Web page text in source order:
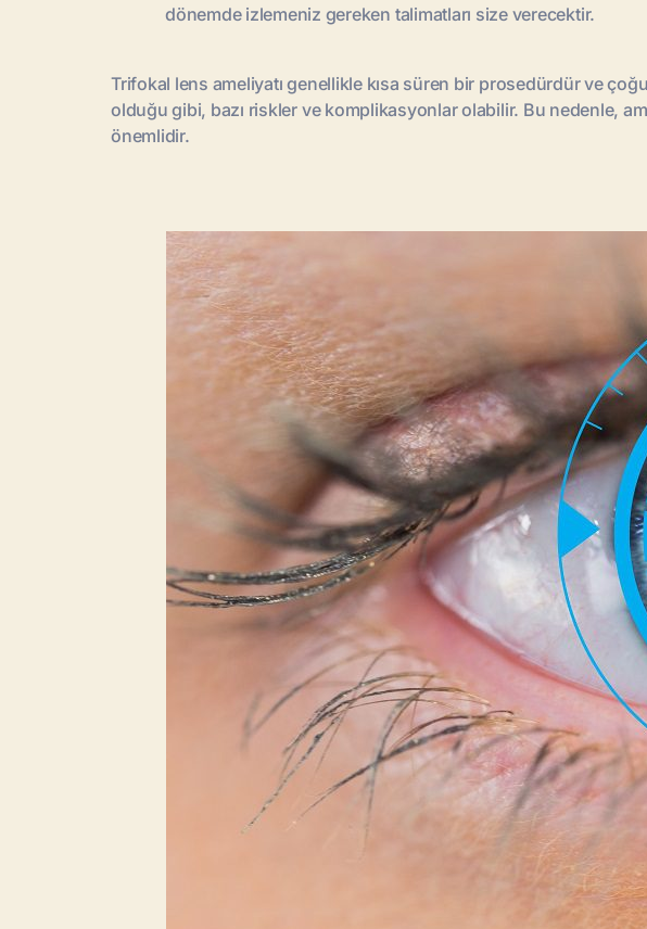
dönemde izlemeniz gereken talimatları size verecektir.
Trifokal lens ameliyatı genellikle kısa süren bir prosedürdür ve
olduğu gibi, bazı riskler ve komplikasyonlar olabilir. Bu nedenle,
önemlidir.